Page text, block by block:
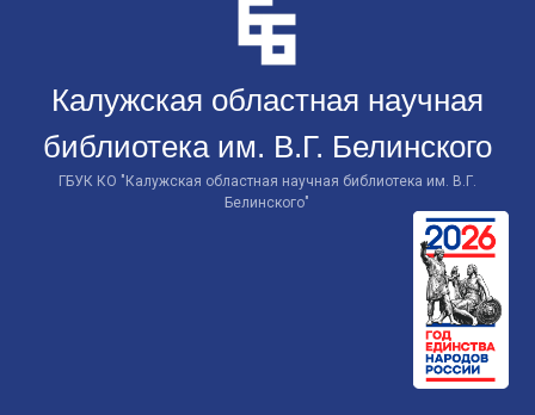
Калужская областная научная
библиотека им. В.Г. Белинского
ГБУК КО "Калужская областная научная библиотека им. В.Г.
Белинского"